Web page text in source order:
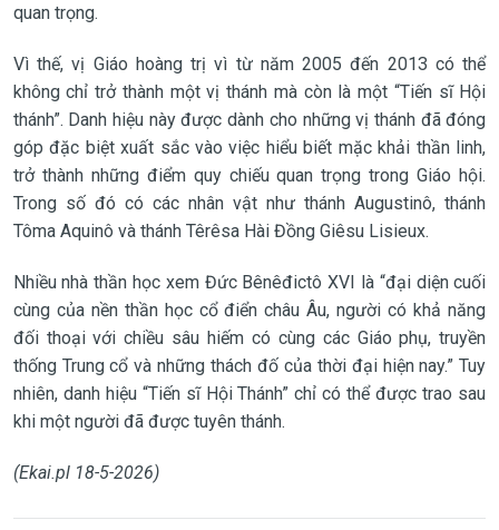
quan trọng.
Vì thế, vị Giáo hoàng trị vì từ năm 2005 đến 2013 có thể
không chỉ trở thành một vị thánh mà còn là một “Tiến sĩ Hội
thánh”. Danh hiệu này được dành cho những vị thánh đã đóng
góp đặc biệt xuất sắc vào việc hiểu biết mặc khải thần linh,
trở thành những điểm quy chiếu quan trọng trong Giáo hội.
Trong số đó có các nhân vật như thánh Augustinô, thánh
Tôma Aquinô và thánh Têrêsa Hài Đồng Giêsu Lisieux.
Nhiều nhà thần học xem Đức Bênêđictô XVI là “đại diện cuối
cùng của nền thần học cổ điển châu Âu, người có khả năng
đối thoại với chiều sâu hiếm có cùng các Giáo phụ, truyền
thống Trung cổ và những thách đố của thời đại hiện nay.” Tuy
nhiên, danh hiệu “Tiến sĩ Hội Thánh” chỉ có thể được trao sau
khi một người đã được tuyên thánh.
(Ekai.pl 18-5-2026)